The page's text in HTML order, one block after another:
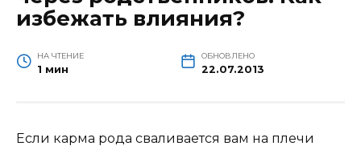
избежать влияния?
НА ЧТЕНИЕ
1 мин
ОБНОВЛЕНО
22.07.2013
Если карма рода сваливается вам на плечи